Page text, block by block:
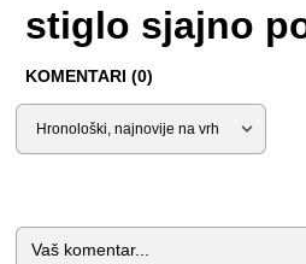
stiglo sjajno
KOMENTARI (0)
Sortiraj
Komentar